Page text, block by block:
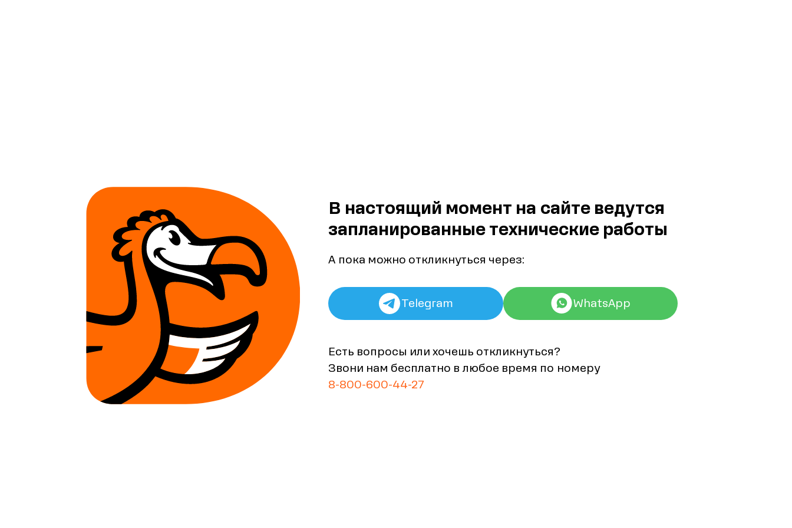
В настоящий момент на сайте ведутся
запланированные технические работы
А пока можно откликнуться через:
Telegram WhatsApp
Есть вопросы или хочешь откликнуться?
Звони нам бесплатно в любое время по номеру
8-800-600-44-27